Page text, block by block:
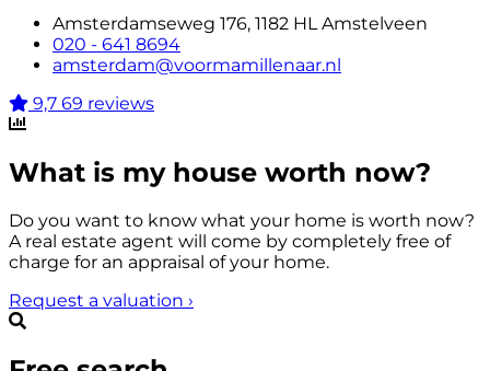
Amsterdamseweg 176, 1182 HL Amstelveen
020 - 641 8694
amsterdam@voormamillenaar.nl
9,7 69 reviews
What is my house worth now?
Do you want to know what your home is worth now?
A real estate agent will come by completely free of
charge for an appraisal of your home.
Request a valuation ›